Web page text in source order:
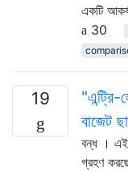
একটি
30
19
বাজেট
বন্ধ । এই
গ্রহণ